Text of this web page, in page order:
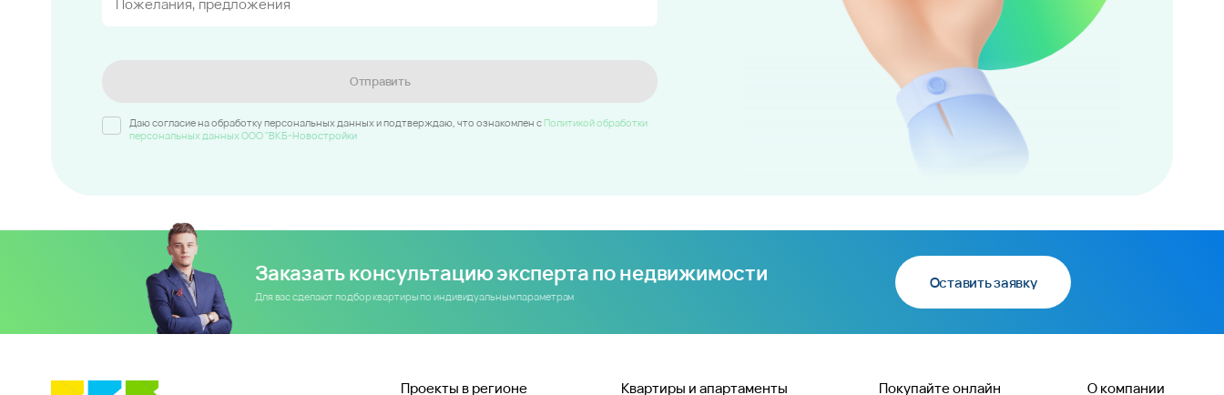
Отправить
Даю согласие на обработку персональных данных и подтверждаю, что ознакомлен c Политикой обработки
персональных данных ООО "ВКБ-Новостройки
Заказать консультацию эксперта по недвижимости
Для вас сделают подбор квартиры по индивидуальным параметрам
Оставить заявку
Проекты в регионе Квартиры и апартаменты Покупайте онлайн О компании